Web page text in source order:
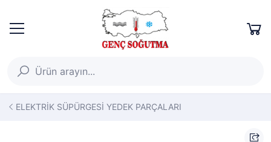
ELEKTRİK SÜPÜRGESİ YEDEK PARÇALARI